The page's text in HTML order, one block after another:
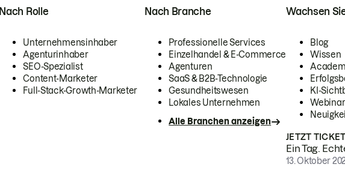
Nach Rolle
Unternehmensinhaber
Agenturinhaber
SEO-Spezialist
Content-Marketer
Full-Stack-Growth-Marketer
Nach Branche
Professionelle Services
Einzelhandel & E-Commerce
Agenturen
SaaS & B2B-Technologie
Gesundheitswesen
Lokales Unternehmen
Alle Branchen anzeigen
Wachsen
Blog
Wissen
KI-
JETZT
Ein Tag.
13. Oktober